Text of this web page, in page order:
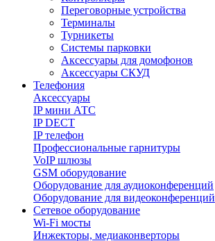
Переговорные устройства
Терминалы
Турникеты
Системы парковки
Аксессуары для домофонов
Аксессуары СКУД
Телефония
Aксессуары
IP мини АТС
IP DECT
IP телефон
Профессиональные гарнитуры
VoIP шлюзы
GSM оборудование
Оборудование для аудиоконференций
Оборудование для видеоконференций
Сетевое оборудование
Wi-Fi мосты
Инжекторы, медиаконверторы